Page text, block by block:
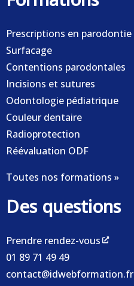
Prescriptions en parodontie
Surfacage
Contentions parodontales
Incisions et sutures
Odontologie pédiatrique
Couleur dentaire
Radioprotection
Réévaluation ODF
Toutes nos formations »
Des questions
Prendre rendez-vous
01 89 71 49 49
contact@idwebformation.fr